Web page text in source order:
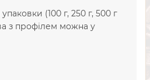
(100 г, 250 г, 500 г
з профілем можна у